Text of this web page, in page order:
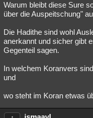
Warum bleibt diese Sure
über die Auspeitschung"
Die Hadithe sind wohl
anerkannt und sicher gibt
Gegenteil sagen.
In welchem Koranvers
und
wo steht im Koran etwas